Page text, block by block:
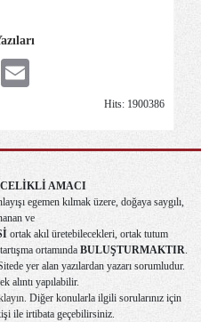
X
Hits: 1900386
AMACI
egemen kılmak üzere, doğaya saygılı,
ve
ortak akıl üretebilecekleri, ortak tutum
ortamında BULUŞTURMAKTIR.
yer alan yazılardan yazarı sorumludur.
alıntı yapılabilir.
. Diğer konularla ilgili sorularınız için
ile irtibata geçebilirsiniz.